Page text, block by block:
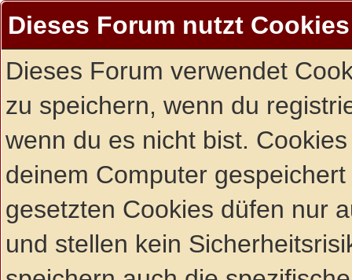
Dieses Forum nutzt Cookies
Dieses Forum verwendet
zu speichern, wenn du
wenn du es nicht bist.
deinem Computer
gesetzten Cookies düfen nur
und stellen kein